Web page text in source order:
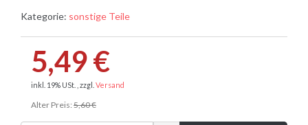
Kategorie: sonstige Teile
5,49 €
inkl. 19% USt. , zzgl. Versand
Alter Preis: 5,60 €